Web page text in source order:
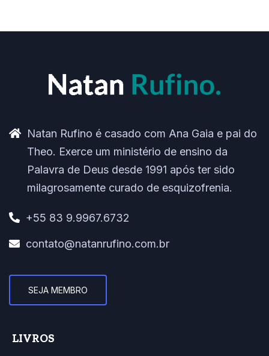
Natan Rufino é casado com Ana Gaia e pai do
Theo. Exerce um ministério de ensino da
Palavra de Deus desde 1991 após ter sido
milagrosamente curado de esquizofrenia.
+55 83 9.9967.6732
contato@natanrufino.com.br
SEJA MEMBRO
LIVROS